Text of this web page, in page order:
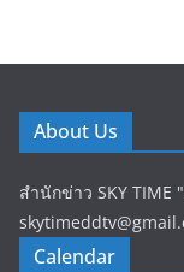
About Us
สำนักข่าว SKY
Calendar